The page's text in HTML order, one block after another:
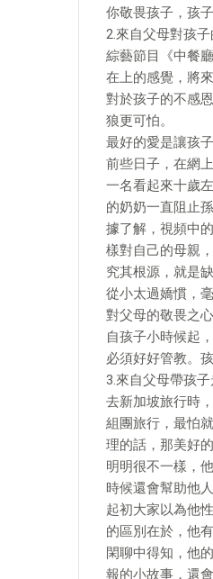
你敬畏孩子，孩
2.來自父母對孩
綜藝節目《中餐
在上的感覺，將
對於孩子的不感
狼更可怕。
最好的愛是讓孩
前些日子，在網
一名看起來十歲
的奶奶一直阻止
據了解，視頻中
樣對自己的母親
究其根源，就是
從小太過嬌慣，
對父母的敬畏之心
自孩子小時候起
必須好好管教。
3.來自父母帶孩
去新加坡旅行時
組團旅行，最怕
理的話，那美好
明明很不一樣，
時候還會幫助他
起初大家以為他
的區別在於，他
閑聊中得知，他
報的小故事，還